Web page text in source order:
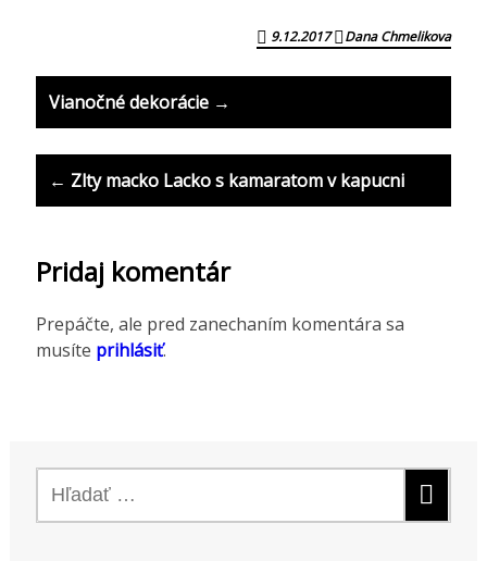
9.12.2017 Dana Chmelikova
P
o
t
a
v
i
t
i
Vianočné dekorácie →
← Zlty macko Lacko s kamaratom v kapucni
Pridaj komentár
Prepáčte, ale pred zanechaním komentára sa
musíte prihlásiť.